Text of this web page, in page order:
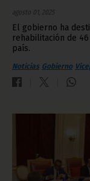
agosto 01, 2025
El gobierno ha
rehabilitación de
país.
Noticias Gobierno